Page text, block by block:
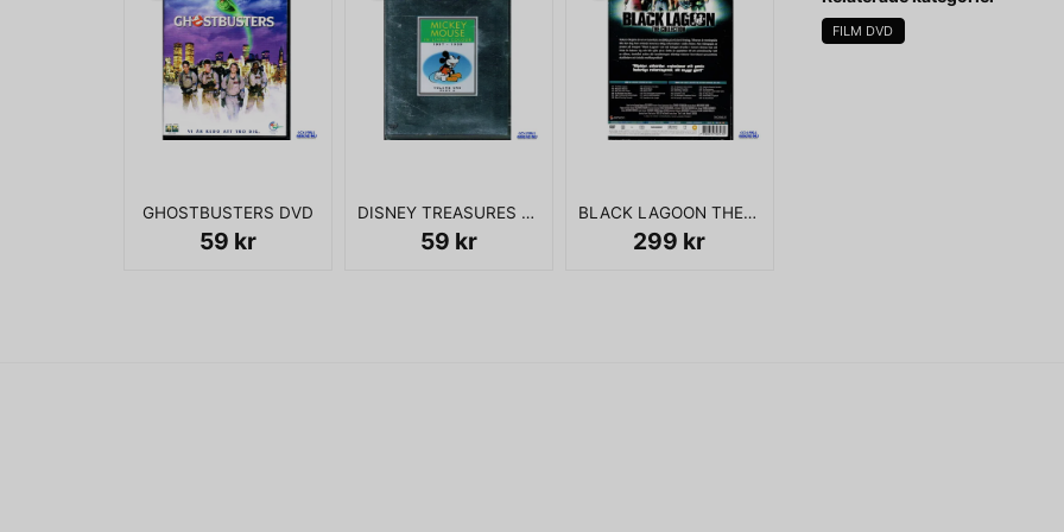
GHOSTBUSTERS DVD
59 kr
DISNEY TREASURES MICKEY MOUSE IN LIVING COLOUR VOL 1 PART 2 DVD
59 kr
BLACK LAGOON THE COLLECTION DVD SVENSK UTGÅVA
299 kr
Shinma', 'Once Upon a
Last Shinma' and 'The Eternal
FILM DVD